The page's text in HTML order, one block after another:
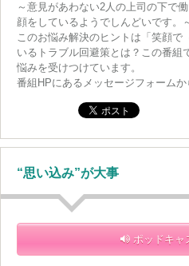
～意見があわない2人の上司の下で
顔をしているようでしんどいです。
このお悩み解決のヒントは「笑顔で
いるトラブル回避策とは？この番組
悩みを受けつけています。
番組HPにあるメッセージフォームか
“思い込み”が大事
ポッドキャ